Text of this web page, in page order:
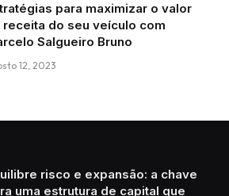
para maximizar o valor
receita do seu veículo com
Salgueiro Bruno
12, 2023
risco e expansão: a chave
uma estrutura de capital que